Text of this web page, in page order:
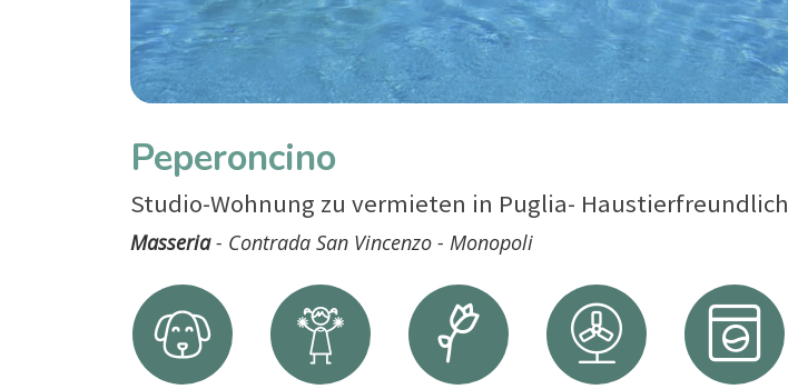
Peperoncino
Studio-Wohnung zu vermieten in Puglia- Haustierfreundlich
Masseria- Contrada San Vincenzo - Monopoli